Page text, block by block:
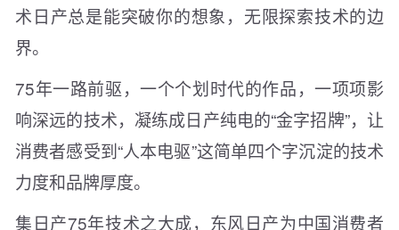
术日产总是能突破你的想象，无限探索技术的边
界。
75年一路前驱，一个个划时代的作品，一项项影
响深远的技术，凝练成日产纯电的“金字招牌”，让
消费者感受到“人本电驱”这简单四个字沉淀的技术
力度和品牌厚度。
集日产75年技术之大成，东风日产为中国消费者